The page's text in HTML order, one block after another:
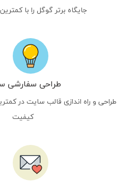
جایگاه برتر گوگل را با
طراحی سفارشی
طراحی و راه اندازی قالب سایت در
کیفیت